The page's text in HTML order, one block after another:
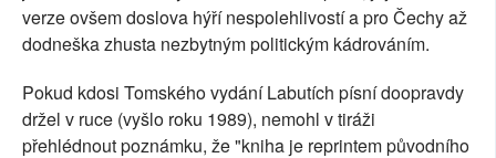
verze ovšem doslova hýří nespolehlivostí a pro Čechy až
dodneška zhusta nezbytným politickým kádrováním.
Pokud kdosi Tomského vydání Labutích písní doopravdy
držel v ruce (vyšlo roku 1989), nemohl v tiráži
přehlédnout poznámku, že "kniha je reprintem původního